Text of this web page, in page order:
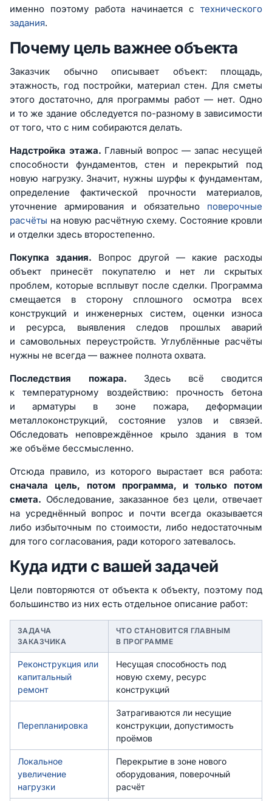
именно поэтому работа начинается с технического
задания.
Почему цель важнее объекта
Заказчик обычно описывает объект: площадь,
этажность, год постройки, материал стен. Для сметы
этого достаточно, для программы работ — нет. Одно
и то же здание обследуется по-разному в зависимости
от того, что с ним собираются делать.
Надстройка этажа. Главный вопрос — запас несущей
способности фундаментов, стен и перекрытий под
новую нагрузку. Значит, нужны шурфы к фундаментам,
определение фактической прочности материалов,
уточнение армирования и обязательно поверочные
расчёты на новую расчётную схему. Состояние кровли
и отделки здесь второстепенно.
Покупка здания. Вопрос другой — какие расходы
объект принесёт покупателю и нет ли скрытых
проблем, которые всплывут после сделки. Программа
смещается в сторону сплошного осмотра всех
конструкций и инженерных систем, оценки износа
и ресурса, выявления следов прошлых аварий
и самовольных переустройств. Углублённые расчёты
нужны не всегда — важнее полнота охвата.
Последствия пожара. Здесь всё сводится
к температурному воздействию: прочность бетона
и арматуры в зоне пожара, деформации
металлоконструкций, состояние узлов и связей.
Обследовать неповреждённое крыло здания в том
же объёме бессмысленно.
Отсюда правило, из которого вырастает вся работа:
сначала цель, потом программа, и только потом
смета. Обследование, заказанное без цели, отвечает
на усреднённый вопрос и почти всегда оказывается
либо избыточным по стоимости, либо недостаточным
для того согласования, ради которого затевалось.
Куда идти с вашей задачей
Цели повторяются от объекта к объекту, поэтому под
большинство из них есть отдельное описание работ:
ЗАДАЧА
ЗАКАЗЧИКА
ЧТО СТАНОВИТСЯ ГЛАВНЫМ
В ПРОГРАММЕ
Реконструкция или
капитальный
ремонт
Несущая способность под
новую схему, ресурс
конструкций
Перепланировка
Затрагиваются ли несущие
конструкции, допустимость
проёмов
Локальное
увеличение
нагрузки
Перекрытие в зоне нового
оборудования, поверочный
расчёт